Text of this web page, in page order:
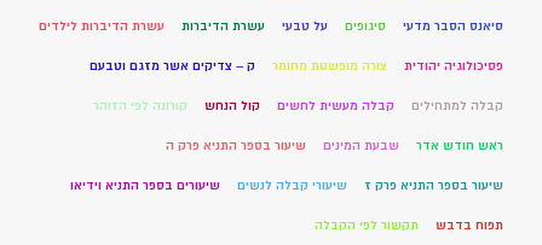
סיאנס הסבר מדעי סיגופים על טבעי עשרת הדיברות עשרת הדיברות לילדים
פסיכולוגיה יהודית צורה מופשטת מחומר ק – צדיקים אשר מזגם וטבעם
קבלה למתחילים קבלה מעשית לחשים קול הנחש קורונה לפי הזוהר
ראש חודש אדר שבעת המינים שיעור בספר התניא פרק ה
שיעור בספר התניא פרק ז שיעורי קבלה לנשים שיעורים בספר התניא וידיאו
תפוח בדבש תקשור לפי הקבלה